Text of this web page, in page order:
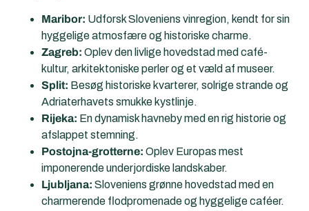
Maribor: Udforsk Sloveniens vinregion, kendt for sin
hyggelige atmosfære og historiske charme.
Zagreb: Oplev den livlige hovedstad med café-
kultur, arkitektoniske perler og et væld af museer.
Split: Besøg historiske kvarterer, solrige strande og
Adriaterhavets smukke kystlinje.
Rijeka: En dynamisk havneby med en rig historie og
afslappet stemning.
Postojna-grotterne: Oplev Europas mest
imponerende underjordiske landskaber.
Ljubljana: Sloveniens grønne hovedstad med en
charmerende flodpromenade og hyggelige caféer.